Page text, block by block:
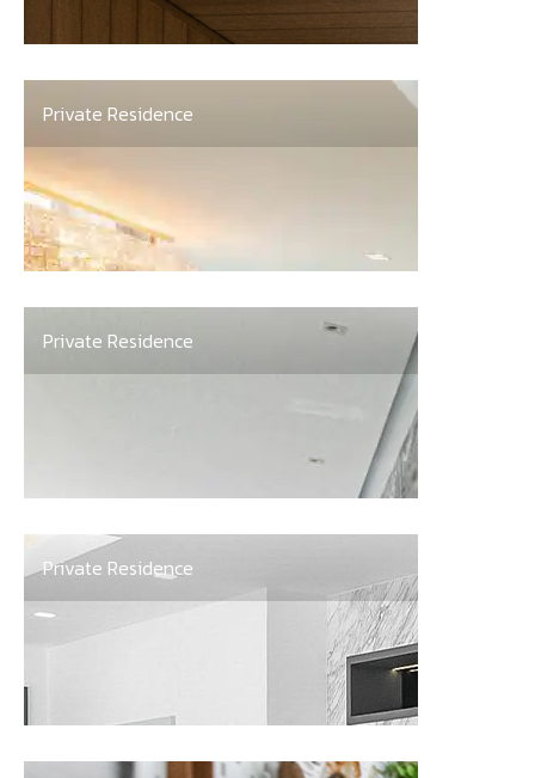
Private Residence
Private Residence
Private Residence